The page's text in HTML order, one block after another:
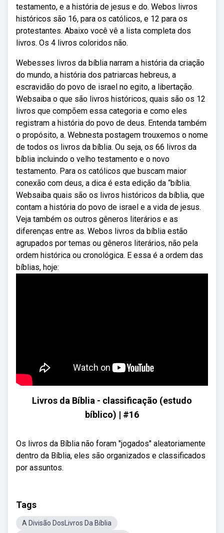
testamento, e a história de jesus e do. Webos livros
históricos são 16, para os católicos, e 12 para os
protestantes. Abaixo você vê a lista completa dos
livros. Os 4 livros coloridos não.
Webesses livros da bíblia narram a história da criação
do mundo, a história dos patriarcas hebreus, a
escravidão do povo de israel no egito, a libertação.
Websaiba o que são livros históricos, quais são os 12
livros que compõem essa categoria e como eles
registram a história do povo de deus. Entenda também
o propósito, a. Webnesta postagem trouxemos o nome
de todos os livros da bíblia. Ou seja, os 66 livros da
bíblia incluindo o velho testamento e o novo
testamento. Para os católicos que buscam maior
conexão com deus, a dica é esta edição da “bíblia.
Websaiba quais são os livros históricos da bíblia, que
contam a história do povo de israel e a vida de jesus.
Veja também os outros gêneros literários e as
diferenças entre as. Webos livros da bíblia estão
agrupados por temas ou gêneros literários, não pela
ordem histórica ou cronológica. E essa é a ordem das
bíblias, hoje:
Livros da Bíblia - classificação (estudo
bíblico) | #16
Os livros da Bíblia não foram "jogados" aleatoriamente
dentro da Bíblia, eles são organizados e classificados
por assuntos.
Tags
A Divisão DosLivros Da Bíblia